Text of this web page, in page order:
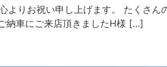
よりお祝い申し上げます。 たくさ
納車にご来店頂きましたH様 […]